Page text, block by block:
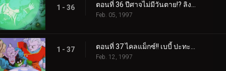
1 - 36 ตอนที่ 36 ปีศาจไม่มีวันตาย!? ลิงยักษ์เบบี้มหาโหด
Feb. 05, 1997
1 - 37
Feb. 12, 1997